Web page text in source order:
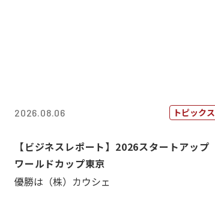
2026.08.06 トピックス
【ビジネスレポート】2026スタートアップ
ワールドカップ東京
優勝は（株）カウシェ